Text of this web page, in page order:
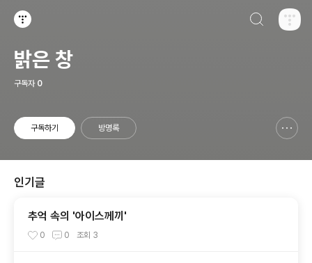
밝은 창
구독자 0
구독하기 방명록
인기글
추억 속의 '아이스께끼'
0 0 조회 3